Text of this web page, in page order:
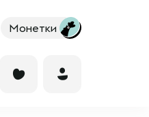
Монетки